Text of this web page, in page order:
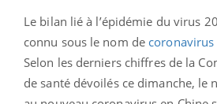
Le bilan lié à l’épidémie du virus
connu sous le nom de coronavirus
Selon les derniers chiffres de la
de santé dévoilés ce dimanche, le